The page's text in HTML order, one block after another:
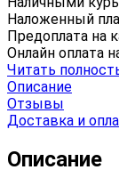
Наложенный
Предоплата на
Онлайн оплата
Читать
Описание
Отзывы
Доставка и
Описание